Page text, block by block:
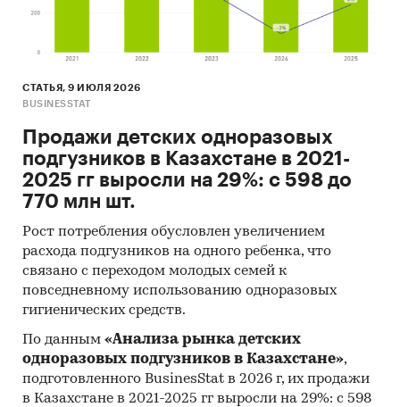
необходимые для понимания текущей
конъюнктуры рынка и оценки перспектив его
развития:
Общая оценка экономической ситуации в
Баланс спроса и предложения алкогольных
напитков
Продажи и цены продаж алкогольных
Объем производства и складских запасов
алкогольных напитков, цена
производителей алкогольных напитков
Объем экспорта и импорта, цены экспорта и
импорта алкогольных напитков
В обзоре детализирована информация по
отдельным видам алкогольных напитков:
СТАТЬЯ, 9 ИЮЛЯ 2026
BUSINESSTAT
Продажи детских одноразовых
подгузников в Казахстане в 2021-
2025 гг выросли на 29%: с 598 до
770 млн шт.
Рост потребления обусловлен увеличением
расхода подгузников на одного ребенка, что
связано с переходом молодых семей к
повседневному использованию одноразовых
гигиенических средств.
По данным «Анализа рынка детских
одноразовых подгузников в Казахстане»,
подготовленного BusinesStat в 2026 г, их продажи
в Казахстане в 2021-2025 гг выросли на 29%: с 598